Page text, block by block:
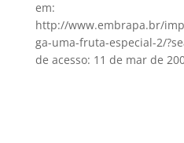
em:
http://www.embrapa.br/
ga-uma-fruta-especial-2/
de acesso: 11 de mar de